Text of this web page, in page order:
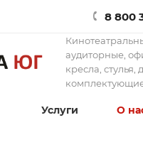
8 800
аудиторные,
кресла, стулья,
Услуги О